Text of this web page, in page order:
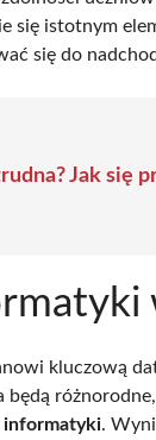
się istotnym
się do
Jak się
kluczową
będą
informatyki.